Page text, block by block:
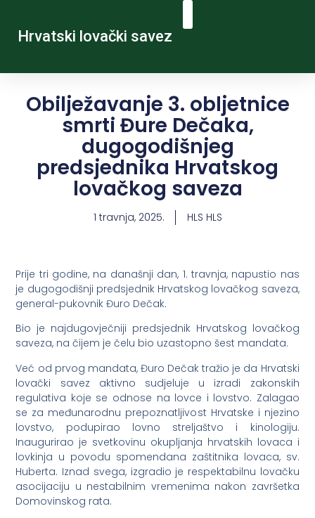
Hrvatski lovački savez
Obilježavanje 3. obljetnice
smrti Đure Dečaka,
dugogodišnjeg
predsjednika Hrvatskog
lovačkog saveza
1 travnja, 2025. HLS HLS
Prije tri godine, na današnji dan, 1. travnja, napustio nas
je dugogodišnji predsjednik Hrvatskog lovačkog saveza,
general-pukovnik Đuro Dečak.
Bio je najdugovječniji predsjednik Hrvatskog lovačkog
saveza, na čijem je čelu bio uzastopno šest mandata.
Već od prvog mandata, Đuro Dečak tražio je da Hrvatski
lovački savez aktivno sudjeluje u izradi zakonskih
regulativa koje se odnose na lovce i lovstvo. Zalagao
se za međunarodnu prepoznatljivost Hrvatske i njezino
lovstvo, podupirao lovno streljaštvo i kinologiju.
Inaugurirao je svetkovinu okupljanja hrvatskih lovaca i
lovkinja u povodu spomendana zaštitnika lovaca, sv.
Huberta. Iznad svega, izgradio je respektabilnu lovačku
asocijaciju u nestabilnim vremenima nakon završetka
Domovinskog rata.